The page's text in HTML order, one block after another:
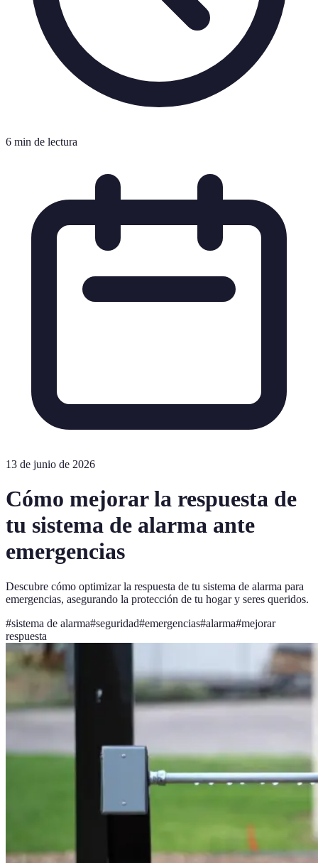
6 min de lectura
13 de junio de 2026
Cómo mejorar la respuesta de
tu sistema de alarma ante
emergencias
Descubre cómo optimizar la respuesta de tu sistema de alarma para
emergencias, asegurando la protección de tu hogar y seres queridos.
#sistema de alarma#seguridad#emergencias#alarma#mejorar
respuesta